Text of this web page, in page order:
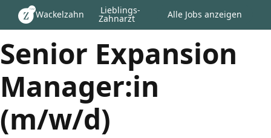
Wackelzahn Lieblings-
Zahnarzt Alle Jobs anzeigen
Senior Expansion
Manager:in
(m/w/d)